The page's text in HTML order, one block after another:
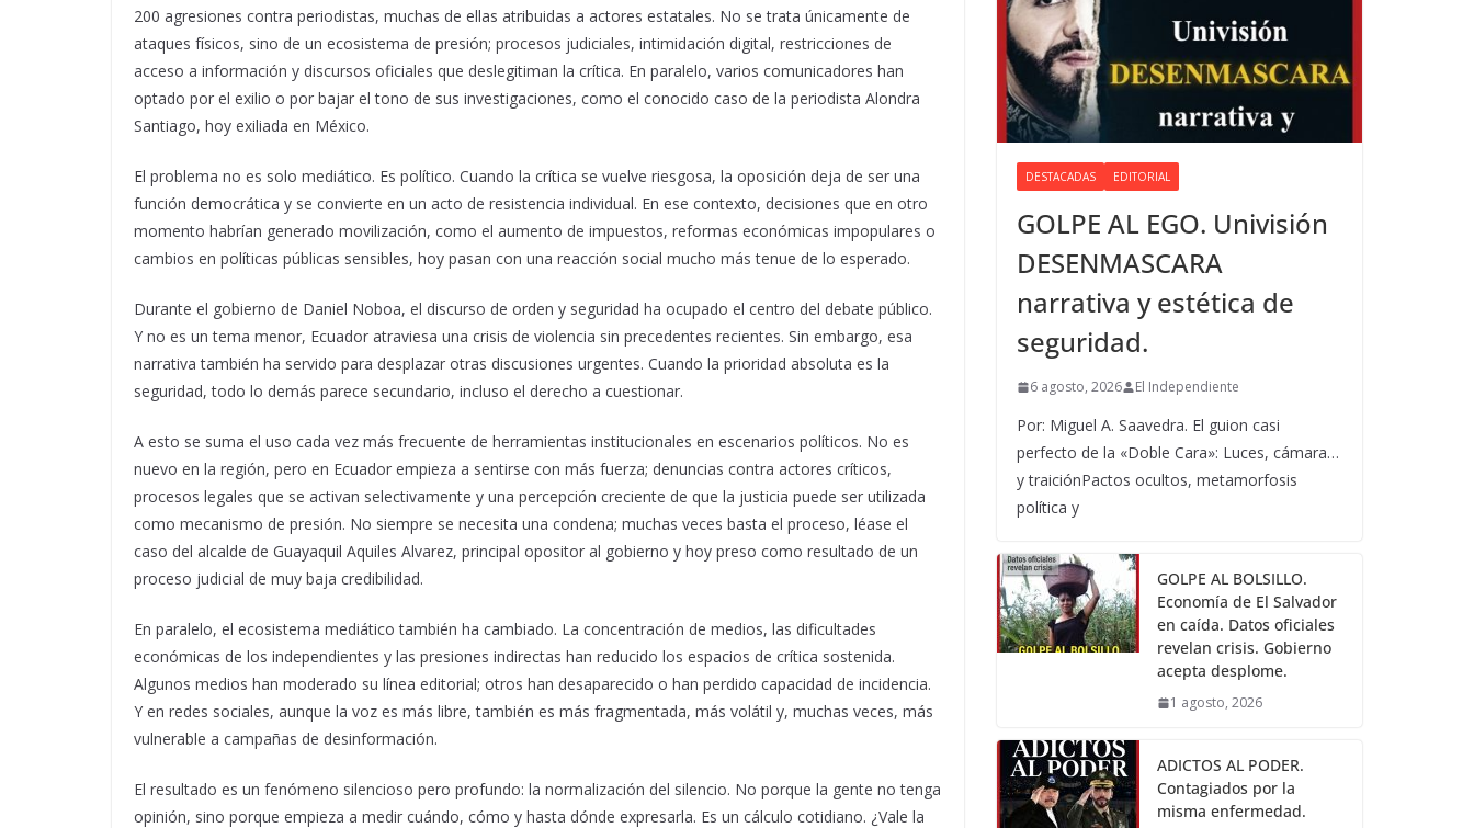
200 agresiones contra periodistas, muchas de ellas atribuidas a actores estatales. No se trata únicamente de
ataques físicos, sino de un ecosistema de presión; procesos judiciales, intimidación digital, restricciones de
acceso a información y discursos oficiales que deslegitiman la crítica. En paralelo, varios comunicadores han
optado por el exilio o por bajar el tono de sus investigaciones, como el conocido caso de la periodista Alondra
Santiago, hoy exiliada en México.
El problema no es solo mediático. Es político. Cuando la crítica se vuelve riesgosa, la oposición deja de ser una
función democrática y se convierte en un acto de resistencia individual. En ese contexto, decisiones que en otro
momento habrían generado movilización, como el aumento de impuestos, reformas económicas impopulares o
cambios en políticas públicas sensibles, hoy pasan con una reacción social mucho más tenue de lo esperado.
Durante el gobierno de Daniel Noboa, el discurso de orden y seguridad ha ocupado el centro del debate público.
Y no es un tema menor, Ecuador atraviesa una crisis de violencia sin precedentes recientes. Sin embargo, esa
narrativa también ha servido para desplazar otras discusiones urgentes. Cuando la prioridad absoluta es la
seguridad, todo lo demás parece secundario, incluso el derecho a cuestionar.
A esto se suma el uso cada vez más frecuente de herramientas institucionales en escenarios políticos. No es
nuevo en la región, pero en Ecuador empieza a sentirse con más fuerza; denuncias contra actores críticos,
procesos legales que se activan selectivamente y una percepción creciente de que la justicia puede ser utilizada
como mecanismo de presión. No siempre se necesita una condena; muchas veces basta el proceso, léase el
caso del alcalde de Guayaquil Aquiles Alvarez, principal opositor al gobierno y hoy preso como resultado de un
proceso judicial de muy baja credibilidad.
En paralelo, el ecosistema mediático también ha cambiado. La concentración de medios, las dificultades
económicas de los independientes y las presiones indirectas han reducido los espacios de crítica sostenida.
Algunos medios han moderado su línea editorial; otros han desaparecido o han perdido capacidad de incidencia.
Y en redes sociales, aunque la voz es más libre, también es más fragmentada, más volátil y, muchas veces, más
vulnerable a campañas de desinformación.
El resultado es un fenómeno silencioso pero profundo: la normalización del silencio. No porque la gente no tenga
opinión, sino porque empieza a medir cuándo, cómo y hasta dónde expresarla. Es un cálculo cotidiano. ¿Vale la
DESTACADAS EDITORIAL
GOLPE AL EGO. Univisión
DESENMASCARA
narrativa y estética de
seguridad.
6 agosto, 2026 El Independiente
Por: Miguel A. Saavedra. El guion casi
perfecto de la «Doble Cara»: Luces, cámara…
y traiciónPactos ocultos, metamorfosis
política y
GOLPE AL BOLSILLO.
Economía de El Salvador
en caída. Datos oficiales
revelan crisis. Gobierno
acepta desplome.
1 agosto, 2026
ADICTOS AL PODER.
Contagiados por la
misma enfermedad.